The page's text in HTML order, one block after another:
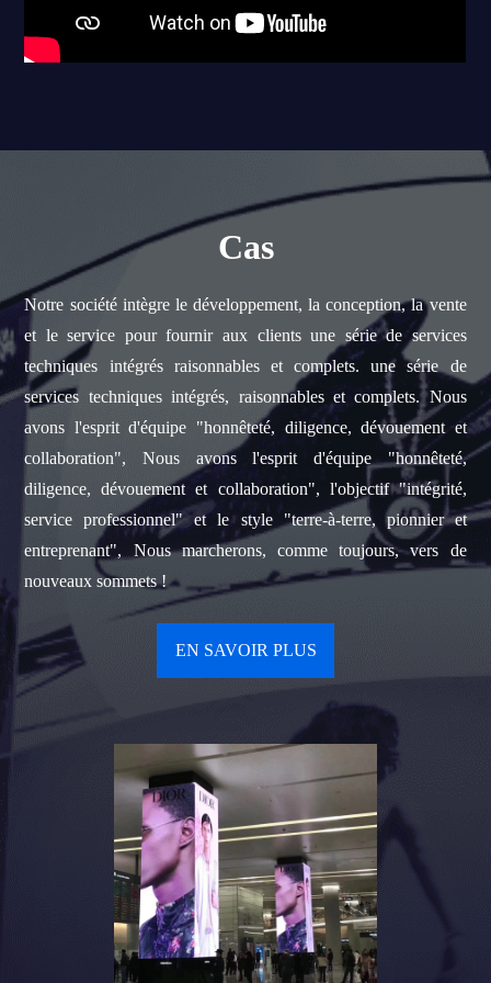
Cas
Notre société intègre le développement, la conception, la vente
et le service pour fournir aux clients une série de services
techniques intégrés raisonnables et complets. une série de
services techniques intégrés, raisonnables et complets. Nous
avons l'esprit d'équipe "honnêteté, diligence, dévouement et
collaboration", Nous avons l'esprit d'équipe "honnêteté,
diligence, dévouement et collaboration", l'objectif "intégrité,
service professionnel" et le style "terre-à-terre, pionnier et
entreprenant", Nous marcherons, comme toujours, vers de
nouveaux sommets !
EN SAVOIR PLUS